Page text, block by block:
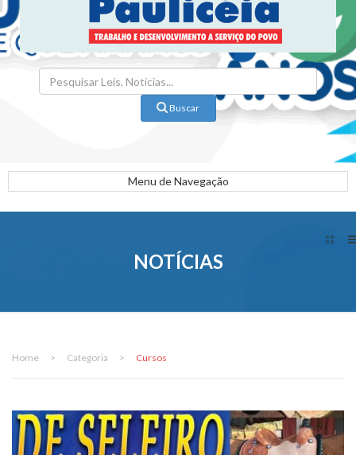
Buscar
Menu de Navegação
NOTÍCIAS
Home > Categoria > Cursos